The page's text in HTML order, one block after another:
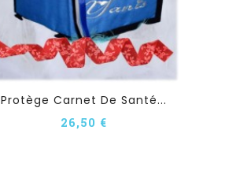
Protège Carnet De Santé...
26,50 €